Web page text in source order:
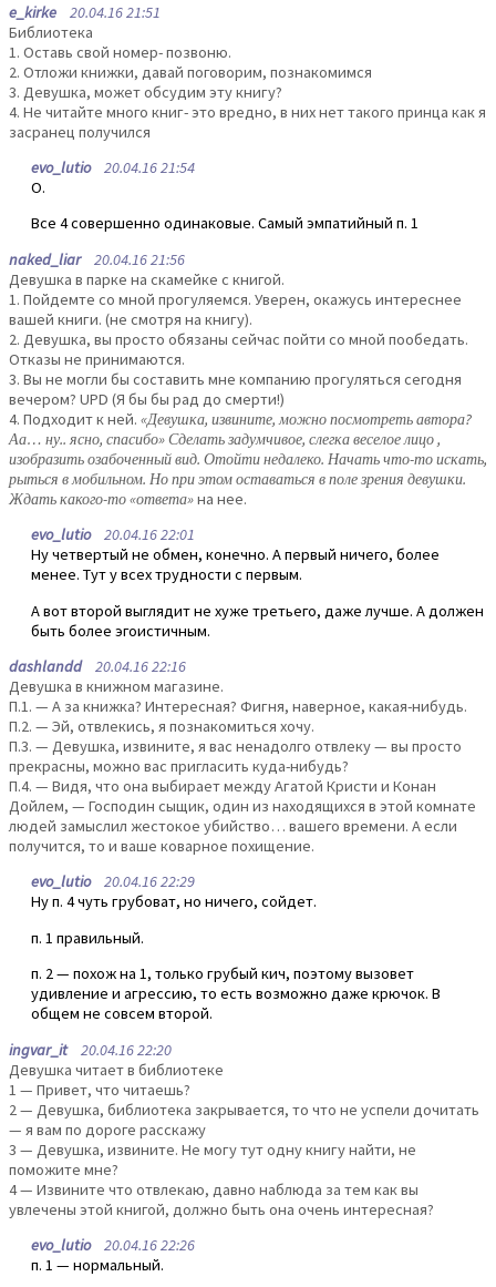
e_kirke 20.04.16 21:51
Библиотека
1. Оставь свой номер- позвоню.
2. Отложи книжки, давай поговорим, познакомимся
3. Девушка, может обсудим эту книгу?
4. Не читайте много книг- это вредно, в них нет такого принца как я
засранец получился
evo_lutio20.04.16 21:54
О.
Все 4 совершенно одинаковые. Самый эмпатийный п. 1
naked_liar20.04.16 21:56
Девушка в парке на скамейке с книгой.
1. Пойдемте со мной прогуляемся. Уверен, окажусь интереснее
вашей книги. (не смотря на книгу).
2. Девушка, вы просто обязаны сейчас пойти со мной пообедать.
Отказы не принимаются.
3. Вы не могли бы составить мне компанию прогуляться сегодня
вечером? UPD (Я бы бы рад до смерти!)
4. Подходит к ней. «Девушка, извините, можно посмотреть автора?
Аа… ну.. ясно, спасибо» Сделать задумчивое, слегка веселое лицо ,
изобразить озабоченный вид. Отойти недалеко. Начать что-то искать,
рыться в мобильном. Но при этом оставаться в поле зрения девушки.
Ждать какого-то «ответа»на нее.
evo_lutio20.04.16 22:01
Ну четвертый не обмен, конечно. А первый ничего, более
менее. Тут у всех трудности с первым.
А вот второй выглядит не хуже третьего, даже лучше. А должен
быть более эгоистичным.
dashlandd20.04.16 22:16
Девушка в книжном магазине.
П.1. — А за книжка? Интересная? Фигня, наверное, какая-нибудь.
П.2. — Эй, отвлекись, я познакомиться хочу.
П.3. — Девушка, извините, я вас ненадолго отвлеку — вы просто
прекрасны, можно вас пригласить куда-нибудь?
П.4. — Видя, что она выбирает между Агатой Кристи и Конан
Дойлем, — Господин сыщик, один из находящихся в этой комнате
людей замыслил жестокое убийство… вашего времени. А если
получится, то и ваше коварное похищение.
evo_lutio20.04.16 22:29
Ну п. 4 чуть грубоват, но ничего, сойдет.
п. 1 правильный.
п. 2 — похож на 1, только грубый кич, поэтому вызовет
удивление и агрессию, то есть возможно даже крючок. В
общем не совсем второй.
ingvar_it20.04.16 22:20
Девушка читает в библиотеке
1 — Привет, что читаешь?
2 — Девушка, библиотека закрывается, то что не успели дочитать
— я вам по дороге расскажу
3 — Девушка, извините. Не могу тут одну книгу найти, не
поможите мне?
4 — Извините что отвлекаю, давно наблюда за тем как вы
увлечены этой книгой, должно быть она очень интересная?
evo_lutio20.04.16 22:26
п. 1 — нормальный.